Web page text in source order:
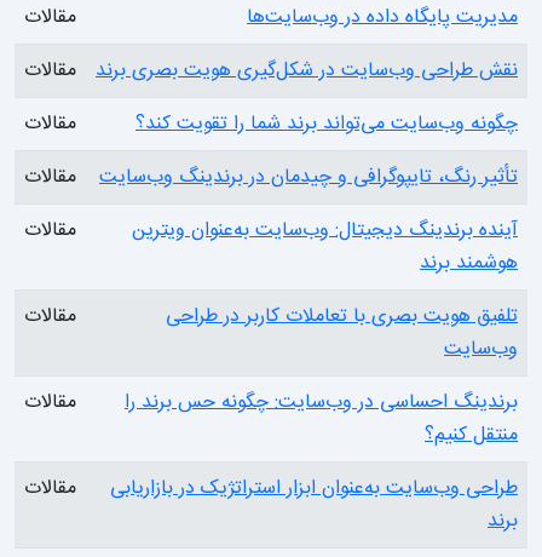
مدیریت پایگاه داده در وب‌سایت‌ها
مقالات
نقش طراحی وب‌سایت در شکل‌گیری هویت بصری برند مقالات
چگونه وب‌سایت می‌تواند برند شما را تقویت کند؟
مقالات
تأثیر رنگ، تایپوگرافی و چیدمان در برندینگ وب‌سایت
مقالات
آینده برندینگ دیجیتال: وب‌سایت به‌عنوان ویترین
هوشمند برند
مقالات
تلفیق هویت بصری با تعاملات کاربر در طراحی
وب‌سایت
مقالات
برندینگ احساسی در وب‌سایت: چگونه حس برند را
منتقل کنیم؟
مقالات
طراحی وب‌سایت به‌عنوان ابزار استراتژیک در بازاریابی
برند
مقالات